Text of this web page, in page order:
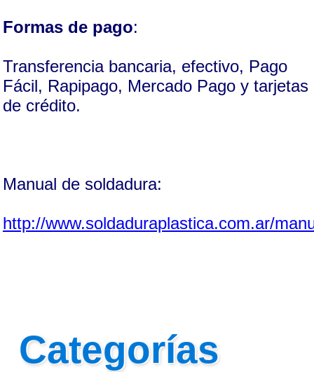
Formas de pago:
Transferencia bancaria, efectivo, Pago
Fácil, Rapipago, Mercado Pago y tarjetas
de crédito.
Manual de soldadura:
http://www.soldaduraplastica.com.ar/
Categorías